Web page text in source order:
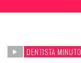
DENTISTA MINUTO